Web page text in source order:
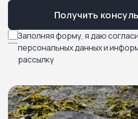
Заполняя форму, я даю
персональных данных и
рассылку
Получить